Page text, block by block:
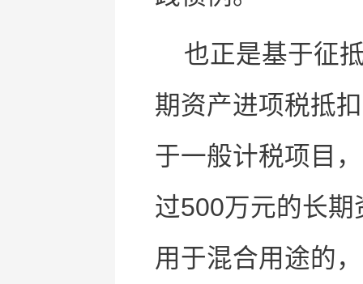
也正是基于征
期资产进项税抵
于一般计税项目
过500万元的长
用于混合用途的